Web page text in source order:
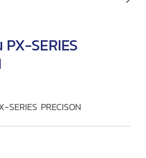
SERIES
SERIES PRECISON